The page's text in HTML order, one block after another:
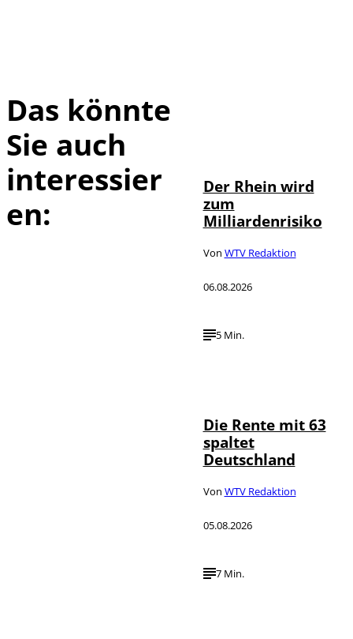
Das könnte
Sie auch
interessier
en:
Der Rhein wird
zum
Milliardenrisiko
Von WTV Redaktion
06.08.2026
5 Min.
Die Rente mit 63
spaltet
Deutschland
Von WTV Redaktion
05.08.2026
7 Min.